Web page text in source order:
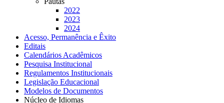
2022
2023
2024
Acesso, Permanência e Êxito
Editais
Calendários Acadêmicos
Pesquisa Institucional
Regulamentos Institucionais
Legislação Educacional
Modelos de Documentos
Núcleo de Idiomas